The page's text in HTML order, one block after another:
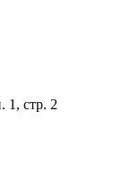
1, стр. 2